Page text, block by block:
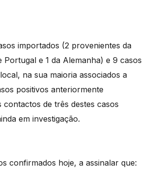
importados (2 provenientes da
Portugal e 1 da Alemanha) e 9 casos
na sua maioria associados a
positivos anteriormente
contactos de três destes casos
em investigação.
confirmados hoje, a assinalar que: